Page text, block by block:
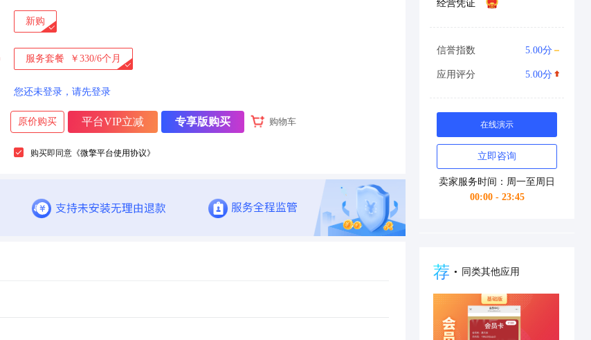
新购
服务套餐 ￥330/6个月
您还未登录，请先登录
原价购买 平台VIP立减 专享版购买 购物车
购买即同意 《微擎平台使用协议》
经营凭证
信誉指数 5.00分
应用评分 5.00分
在线演示
立即咨询
卖家服务时间：周一至周日
00:00 - 23:45
荐 • 同类其他应用